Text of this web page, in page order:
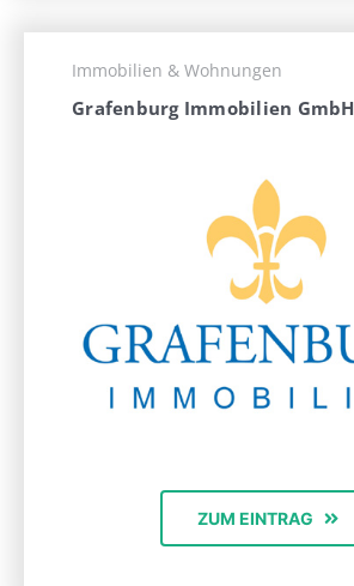
Immobilien & Wohnungen
Grafenburg Immobilien GmbH
ZUM EINTRAG